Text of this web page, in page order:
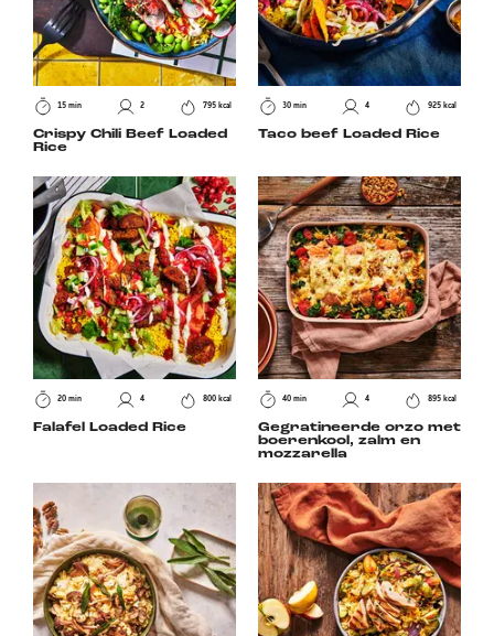
15 min 2 795 kcal
Crispy Chili Beef Loaded
Rice
30 min 4 925 kcal
Taco beef Loaded Rice
20 min 4 800 kcal
Falafel Loaded Rice
40 min 4 895 kcal
Gegratineerde orzo met
boerenkool, zalm en
mozzarella